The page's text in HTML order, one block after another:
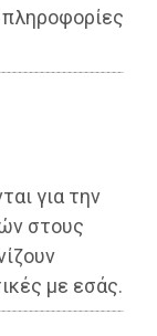
για την
στους
με εσάς.